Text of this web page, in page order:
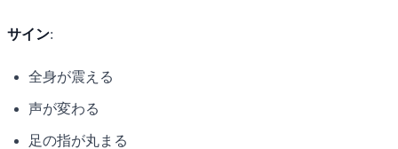
サイン:
全身が震える
声が変わる
足の指が丸まる